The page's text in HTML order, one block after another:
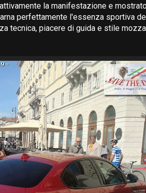
la manifestazione e
perfettamente l'essenza sportiva
tecnica, piacere di guida e stile